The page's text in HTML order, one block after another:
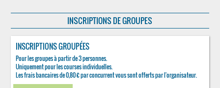
INSCRIPTIONS DE GROUPES
INSCRIPTIONS GROUPÉES
Pour les groupes à partir de 3 personnes.
Uniquement pour les courses individuelles.
Les frais bancaires de 0,80 € par concurrent vous sont offerts par l'organisateur.